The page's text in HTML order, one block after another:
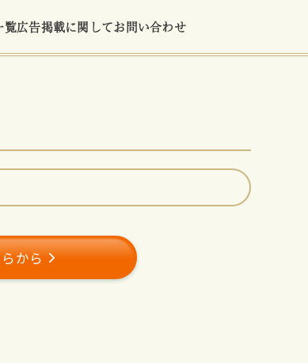
覧広告掲載に関してお問い合わせ
から